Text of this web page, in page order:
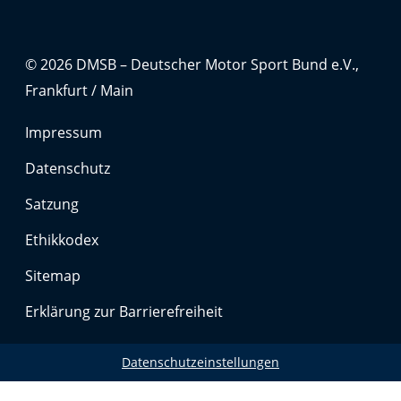
© 2026 DMSB – Deutscher Motor Sport Bund e.V.,
Frankfurt / Main
Impressum
Datenschutz
Satzung
Ethikkodex
Sitemap
Erklärung zur Barrierefreiheit
Datenschutzeinstellungen
Zweck:
Cookies, die ggf. zur Einbettung und Bereitstellung
Google LLC
Cookies, die ggf. zur Einbettung und Bereitstellung
werden.
Marketing